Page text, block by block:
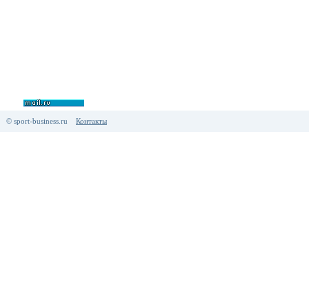
© sport-business.ru Контакты